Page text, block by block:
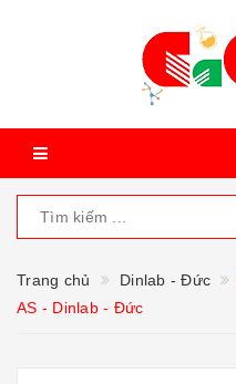
Trang chủ Dinlab - Đức
AS - Dinlab - Đức